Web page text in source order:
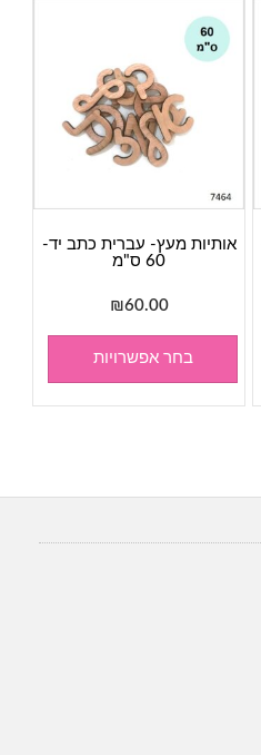
אותיות מעץ- עברית כתב יד-
60 ס"מ
₪60.00
בחר אפשרויות